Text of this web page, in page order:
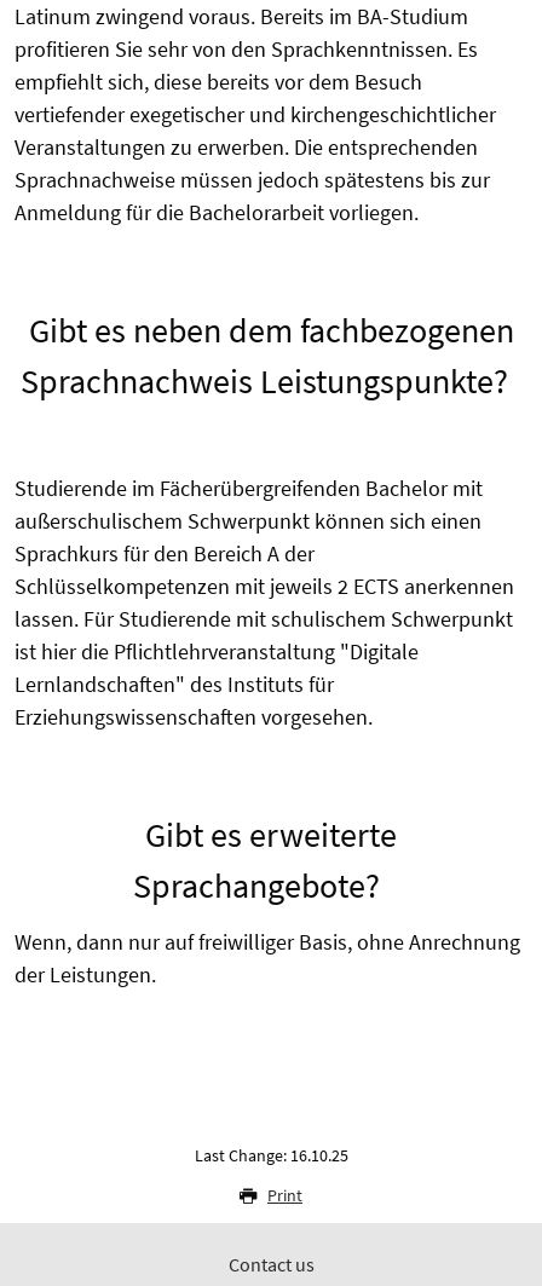
Latinum zwingend voraus. Bereits im BA-Studium
profitieren Sie sehr von den Sprachkenntnissen. Es
empfiehlt sich, diese bereits vor dem Besuch
vertiefender exegetischer und kirchengeschichtlicher
Veranstaltungen zu erwerben. Die entsprechenden
Sprachnachweise müssen jedoch spätestens bis zur
Anmeldung für die Bachelorarbeit vorliegen.
Gibt es neben dem fachbezogenen
Sprachnachweis Leistungspunkte?
Studierende im Fächerübergreifenden Bachelor mit
außerschulischem Schwerpunkt können sich einen
Sprachkurs für den Bereich A der
Schlüsselkompetenzen mit jeweils 2 ECTS anerkennen
lassen. Für Studierende mit schulischem Schwerpunkt
ist hier die Pflichtlehrveranstaltung "Digitale
Lernlandschaften" des Instituts für
Erziehungswissenschaften vorgesehen.
Gibt es erweiterte
Sprachangebote?
Wenn, dann nur auf freiwilliger Basis, ohne Anrechnung
der Leistungen.
Last Change: 16.10.25
Print
Contact us